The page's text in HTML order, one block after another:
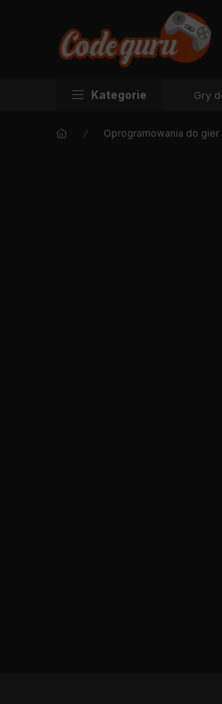
Kategorie Gry
Oprogramowania do gier